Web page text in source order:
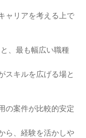
ャリアを考える上で
、最も幅広い職種
スキルを広げる場と
の案件が比較的安定
ら、経験を活かしや